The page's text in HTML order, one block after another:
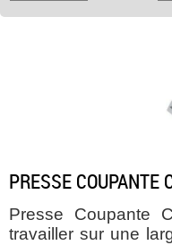
PRESSE COUPANTE
Presse Coupante
travailler sur une